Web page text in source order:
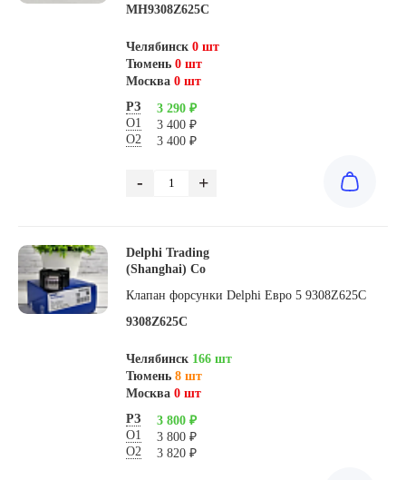
MH9308Z625C
Челябинск 0 шт
Тюмень 0 шт
Москва 0 шт
РЗ
3 290 ₽
О1
3 400 ₽
О2
3 400 ₽
- +
Delphi Trading
(Shanghai) Co
Клапан форсунки Delphi Евро 5 9308Z625C
9308Z625C
Челябинск 166 шт
Тюмень 8 шт
Москва 0 шт
РЗ
3 800 ₽
О1
3 800 ₽
О2
3 820 ₽